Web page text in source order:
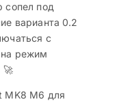
сопел под
варианта 0.2
с
режим
🚀
MK8 M6 для